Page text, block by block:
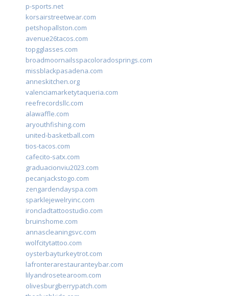
p-sports.net
korsairstreetwear.com
petshopallston.com
avenue26tacos.com
topgglasses.com
broadmoornailsspacoloradosprings.com
missblackpasadena.com
anneskitchen.org
valenciamarketytaqueria.com
reefrecordsllc.com
alawaffle.com
aryouthfishing.com
united-basketball.com
tios-tacos.com
cafecito-satx.com
graduacionviu2023.com
pecanjackstogo.com
zengardendayspa.com
sparklejewelryinc.com
ironcladtattoostudio.com
bruinshome.com
annascleaningsvc.com
wolfcitytattoo.com
oysterbayturkeytrot.com
lafronterarestauranteybar.com
lilyandrosetearoom.com
olivesburgberrypatch.com